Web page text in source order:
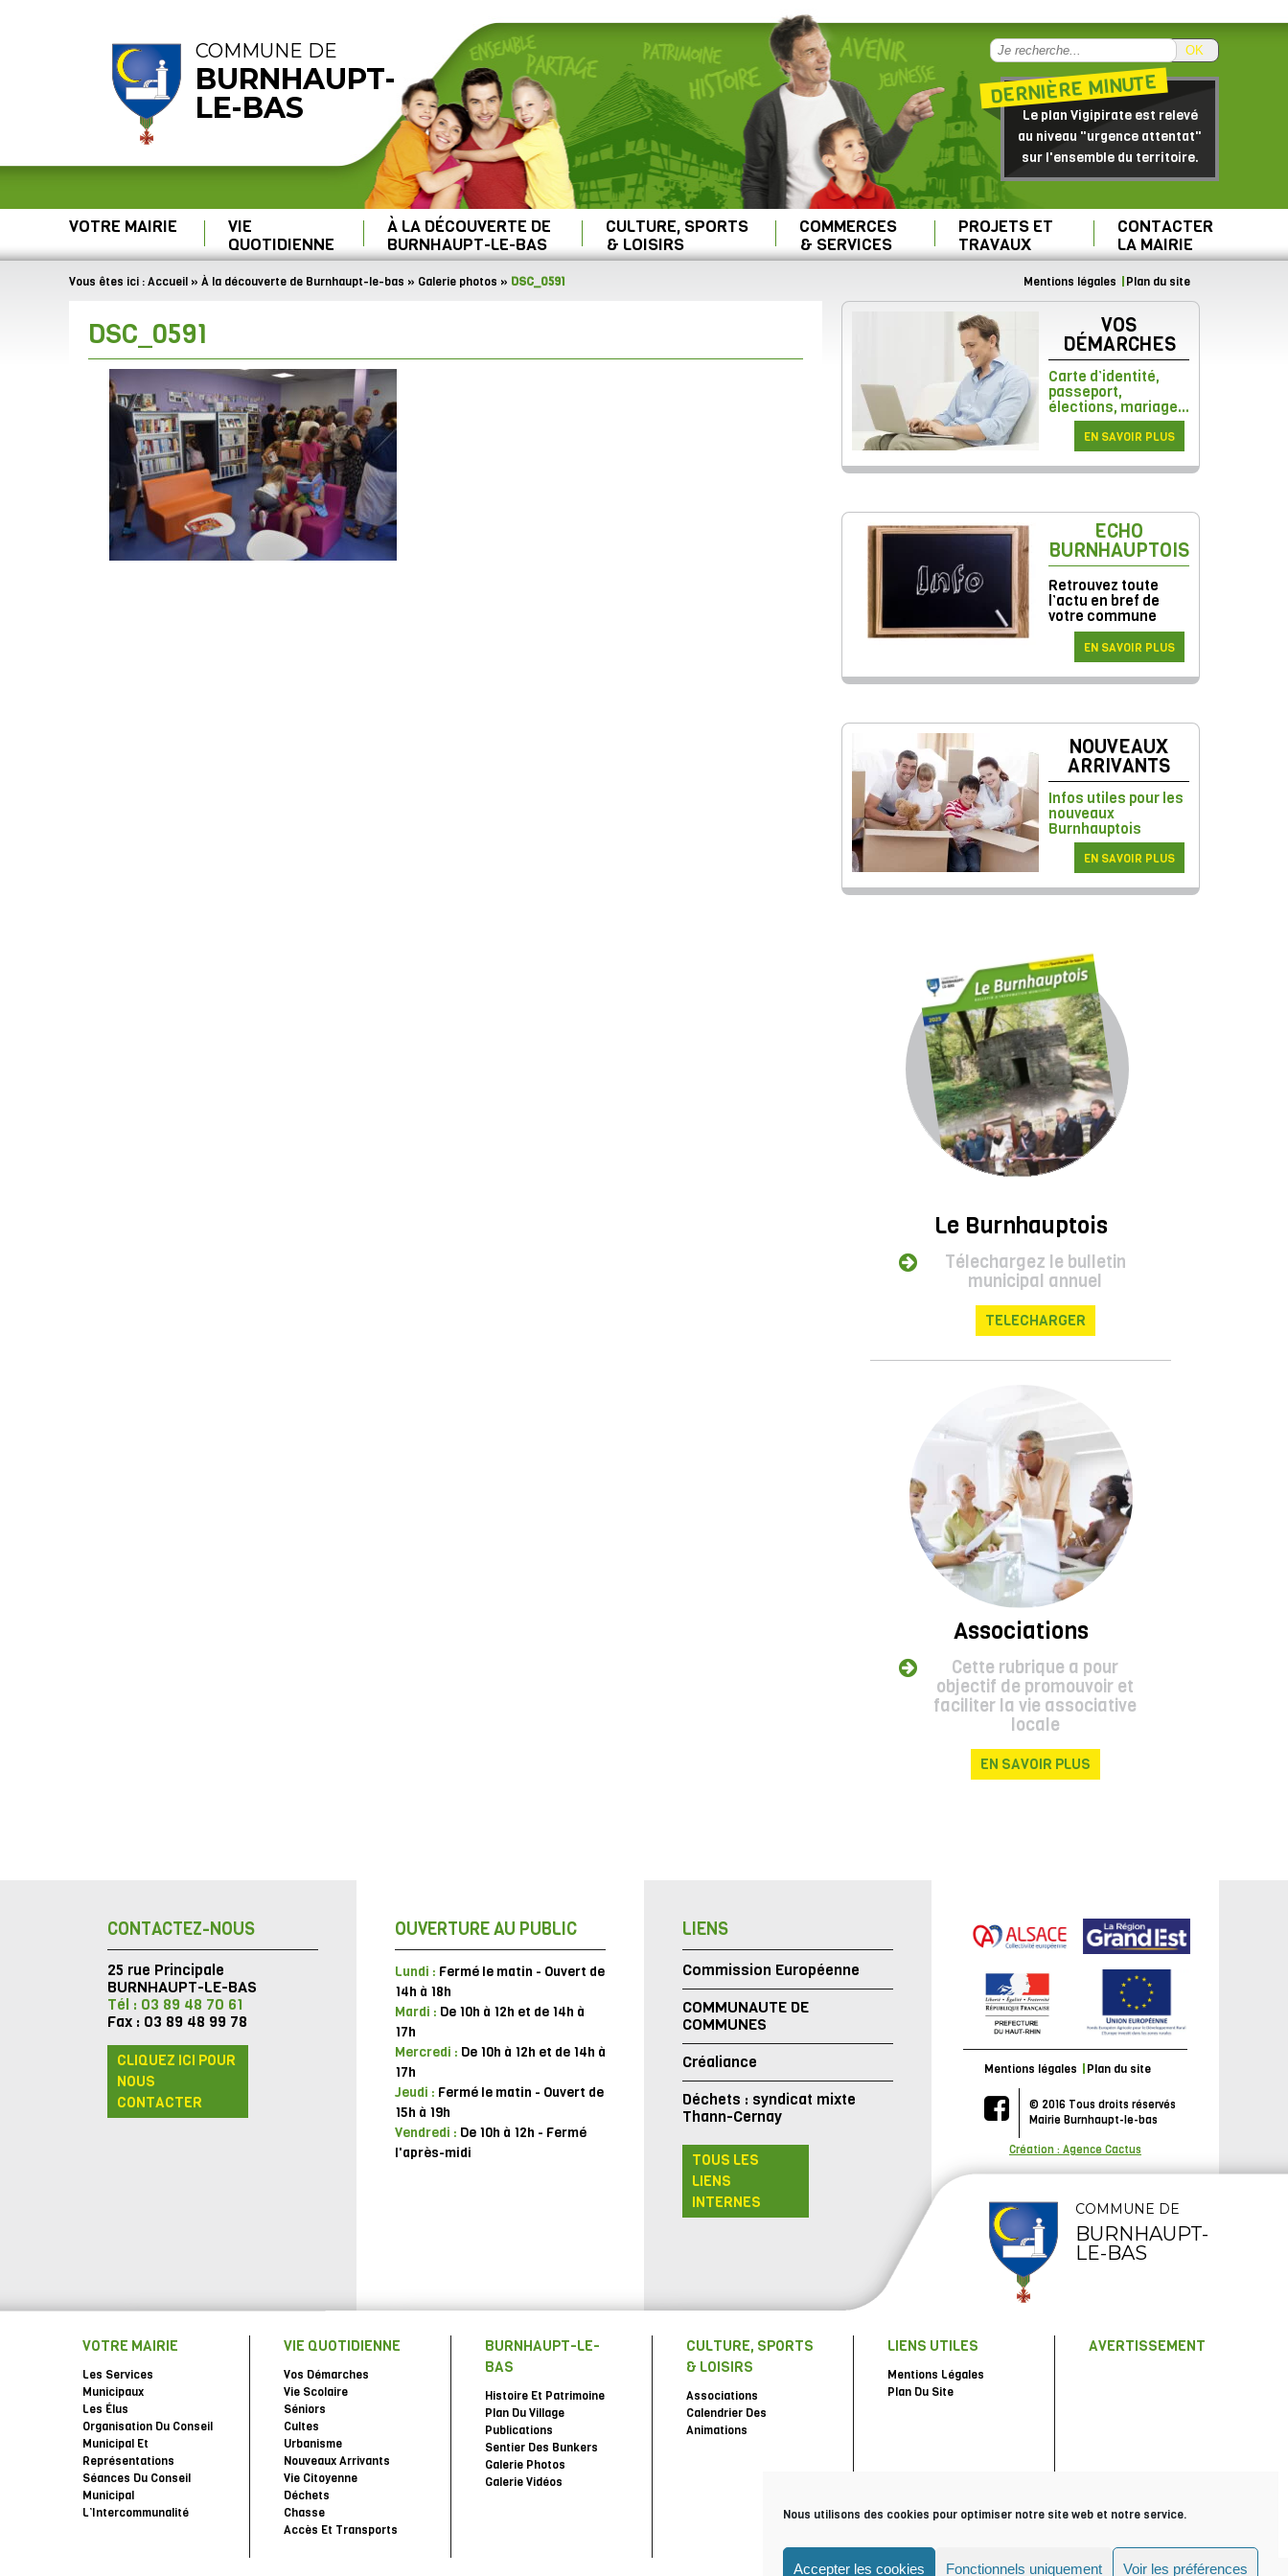
Nous utilisons des cookies pour optimiser notre site web et notre service.
Accepter les cookies Fonctionnels uniquement Voir les préférences
COMMUNE DE
BURNHAUPT-
LE-BAS
OK
DERNIÈRE MINUTE
Le plan Vigipirate est relevé
au niveau "urgence attentat"
sur l'ensemble du territoire.
VOTRE MAIRIE VIE
QUOTIDIENNE
À LA DÉCOUVERTE DE
BURNHAUPT-LE-BAS
CULTURE, SPORTS
& LOISIRS
COMMERCES
& SERVICES
PROJETS ET
TRAVAUX
CONTACTER
LA MAIRIE
Vous êtes ici :Accueil » À la découverte de Burnhaupt-le-bas » Galerie photos » DSC_0591 Mentions légales Plan du site
DSC_0591 VOS
DÉMARCHES
Carte d’identité,
passeport,
élections, mariage...
EN SAVOIR PLUS
ECHO
BURNHAUPTOIS
Retrouvez toute
l’actu en bref de
votre commune
EN SAVOIR PLUS
NOUVEAUX
ARRIVANTS
Infos utiles pour les
nouveaux
Burnhauptois
EN SAVOIR PLUS
Le Burnhauptois
Télechargez le bulletin
municipal annuel
TELECHARGER
Associations
Cette rubrique a pour
objectif de promouvoir et
faciliter la vie associative
locale
EN SAVOIR PLUS
CONTACTEZ-NOUS
25 rue Principale
BURNHAUPT-LE-BAS
Tél : 03 89 48 70 61
Fax : 03 89 48 99 78
CLIQUEZ ICI POUR
NOUS
CONTACTER
OUVERTURE AU PUBLIC
Lundi : Fermé le matin - Ouvert de
14h à 18h
Mardi : De 10h à 12h et de 14h à
17h
Mercredi : De 10h à 12h et de 14h à
17h
Jeudi : Fermé le matin - Ouvert de
15h à 19h
Vendredi : De 10h à 12h - Fermé
l'après-midi
LIENS
Commission Européenne
COMMUNAUTE DE
COMMUNES
Créaliance
Déchets : syndicat mixte
Thann-Cernay
TOUS LES
LIENS
INTERNES
Mentions légales Plan du site
© 2016 Tous droits réservés
Mairie Burnhaupt-le-bas
Création : Agence Cactus
COMMUNE DE
BURNHAUPT-
LE-BAS
VOTRE MAIRIE
Les Services
Municipaux
Les Élus
Organisation Du Conseil
Municipal Et
Représentations
Séances Du Conseil
Municipal
L’Intercommunalité
VIE QUOTIDIENNE
Vos Démarches
Vie Scolaire
Séniors
Cultes
Urbanisme
Nouveaux Arrivants
Vie Citoyenne
Déchets
Chasse
Accès Et Transports
BURNHAUPT-LE-
BAS
Histoire Et Patrimoine
Plan Du Village
Publications
Sentier Des Bunkers
Galerie Photos
Galerie Vidéos
CULTURE, SPORTS
& LOISIRS
Associations
Calendrier Des
Animations
LIENS UTILES
Mentions Légales
Plan Du Site
AVERTISSEMENT